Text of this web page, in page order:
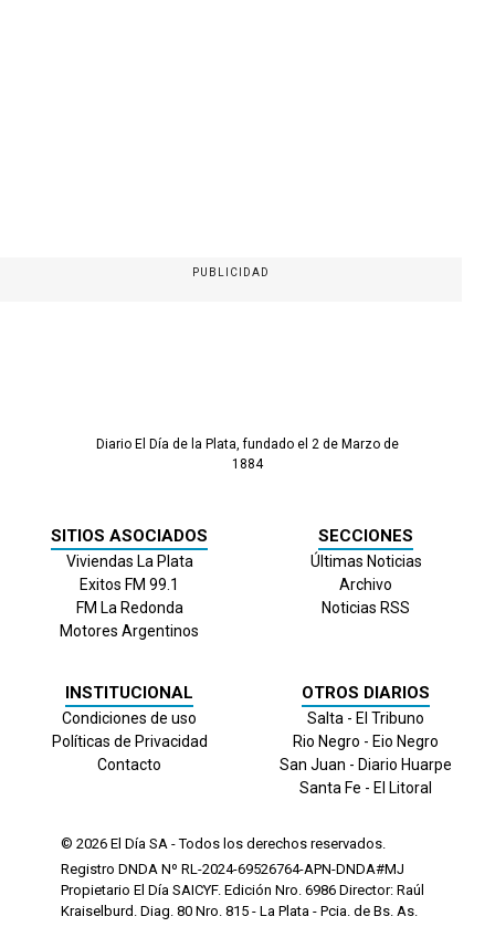
PUBLICIDAD
Diario El Día de la Plata, fundado el 2 de Marzo de
1884
SITIOS ASOCIADOS
Viviendas La Plata
Exitos FM 99.1
FM La Redonda
Motores Argentinos
SECCIONES
Últimas Noticias
Archivo
Noticias RSS
INSTITUCIONAL
Condiciones de uso
Políticas de Privacidad
Contacto
OTROS DIARIOS
Salta - El Tribuno
Rio Negro - Eio Negro
San Juan - Diario Huarpe
Santa Fe - El Litoral
© 2026 El Día SA - Todos los derechos reservados.
Registro DNDA Nº RL-2024-69526764-APN-DNDA#MJ
Propietario El Día SAICYF. Edición Nro. 6986 Director: Raúl
Kraiselburd. Diag. 80 Nro. 815 - La Plata - Pcia. de Bs. As.